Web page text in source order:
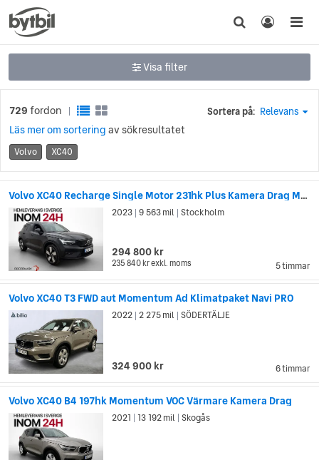
Visa filter
729 fordon Sortera på: Relevans
Läs mer om sortering av sökresultatet
Volvo XC40
Volvo XC40 Recharge Single Motor 231hk Plus Kamera Drag MOMS
5 timmar
2023 9 563 mil Stockholm
294 800 kr
235 840 krexkl. moms
Volvo XC40 T3 FWD aut Momentum Ad Klimatpaket Navi PRO
6 timmar
2022 2 275 mil SÖDERTÄLJE
324 900 kr
Volvo XC40 B4 197hk Momentum VOC Värmare Kamera Drag
2021 13 192 mil Skogås